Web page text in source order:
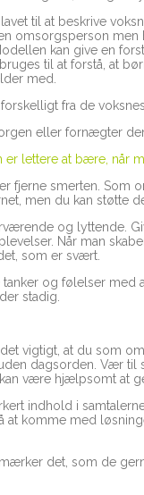
til at beskrive
omsorgsperson
kan give en
til at forstå, at
med.
fra de
eller fornægter
er lettere at bære, når
fjerne smerten. Som
men du kan støtte
og lyttende.
Når man
som er svært.
og følelser med
stadig.
vigtigt, at du som
dagsorden. Vær
være hjælpsomt at
indhold i
at komme med
det, som de